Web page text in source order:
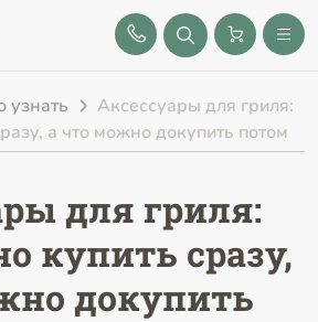
8 (843) 212-25-32
узнать
Аксессуары для гриля:
а что можно докупить потом
для гриля:
купить сразу,
докупить